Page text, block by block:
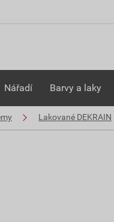
Nářadí Barvy a laky
Lakované DEKRAIN